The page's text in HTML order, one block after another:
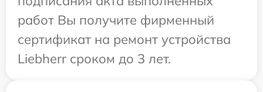
работ Вы получите фирменный
сертификат на ремонт устройства
Liebherr сроком до 3 лет.